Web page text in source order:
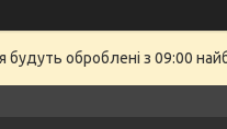
оброблені з 09:00